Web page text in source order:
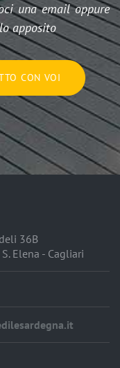
una email oppure
apposito
CON VOI
36B
Elena - Cagliari